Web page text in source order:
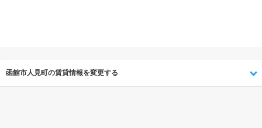
函館市人見町の賃貸情報を変更する